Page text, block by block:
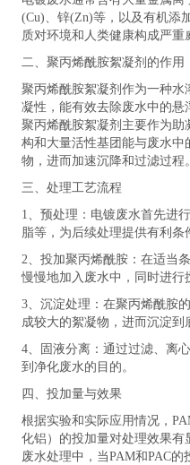
(Cu)、锌(Zn)等，以及有机添
质对环境和人类健康构成严重
二、聚丙烯酰胺絮凝剂的作用
聚丙烯酰胺絮凝剂作为一种
凝性，能有效去除废水中的悬
聚丙烯酰胺絮凝剂主要作为
构和大量活性基团能与废水
物，进而加速沉降和过滤过程。
三、处理工艺流程
1、预处理：电镀废水首先进
脂等，为后续处理提供有利条
2、投加聚丙烯酰胺：在适当
慢慢地加入废水中，同时进行
3、沉淀处理：在聚丙烯酰胺
成较大的絮凝物，进而沉淀到
4、固液分离：通过过滤、离
到净化废水的目的。
四、投加量与效果
根据实验和实际应用情况，
化铝）的投加量对处理效果
废水处理中，当PAM和PAC